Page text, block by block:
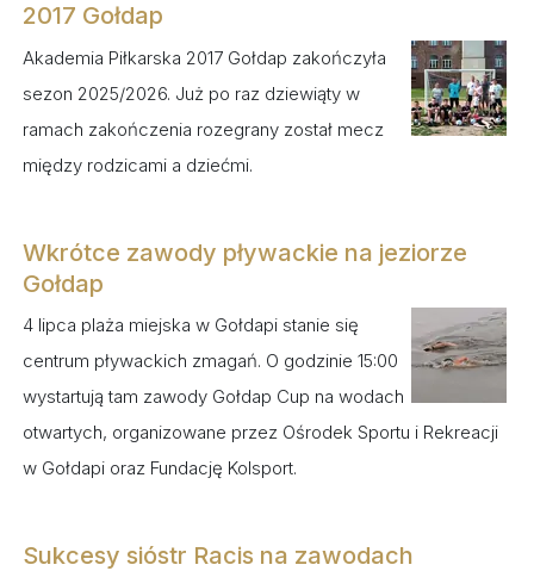
2017 Gołdap
Akademia Piłkarska 2017 Gołdap zakończyła
sezon 2025/2026. Już po raz dziewiąty w
ramach zakończenia rozegrany został mecz
między rodzicami a dziećmi.
Wkrótce zawody pływackie na jeziorze
Gołdap
4 lipca plaża miejska w Gołdapi stanie się
centrum pływackich zmagań. O godzinie 15:00
wystartują tam zawody Gołdap Cup na wodach
otwartych, organizowane przez Ośrodek Sportu i Rekreacji
w Gołdapi oraz Fundację Kolsport.
Sukcesy sióstr Racis na zawodach